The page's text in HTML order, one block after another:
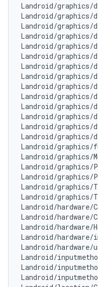
Landroid/graphics/
Landroid/graphics/
Landroid/graphics/
Landroid/
Landroid/graphics/
Landroid/graphics/
Landroid/graphics/
Landroid/graphics/
Landroid/graphics/
Landroid/
Landroid/
Landroid/
Landroid/
Landroid/
Landroid/
Landroid/
Landroid/
Landroid/
Landroid/
Landroid/
Landroid/
Landroid/
Landroid/
Landroid/
Landroid/
Landroid/
Landroid/
Landroid/